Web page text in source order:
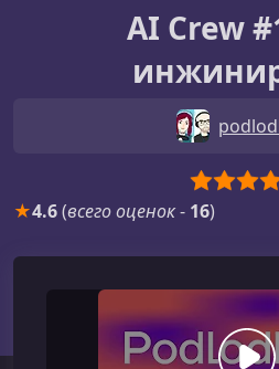
AI Crew
★4.6(всего оценок- 16)